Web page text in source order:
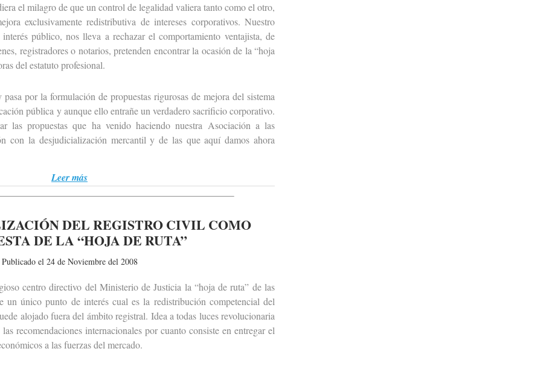
el milagro de que un control de legalidad valiera tanto como el otro,
exclusivamente redistributiva de intereses corporativos. Nuestro
público, nos lleva a rechazar el comportamiento ventajista, de
registradores o notarios, pretenden encontrar la ocasión de la “hoja
del estatuto profesional.
por la formulación de propuestas rigurosas de mejora del sistema
pública y aunque ello entrañe un verdadero sacrificio corporativo.
las propuestas que ha venido haciendo nuestra Asociación a las
con la desjudicialización mercantil y de las que aquí damos ahora
Leer más
DEL REGISTRO CIVIL COMO
DE LA “HOJA DE RUTA”
Publicado el 24 de Noviembre del 2008
centro directivo del Ministerio de Justicia la “hoja de ruta” de las
un único punto de interés cual es la redistribución competencial del
alojado fuera del ámbito registral. Idea a todas luces revolucionaria
recomendaciones internacionales por cuanto consiste en entregar el
a las fuerzas del mercado.